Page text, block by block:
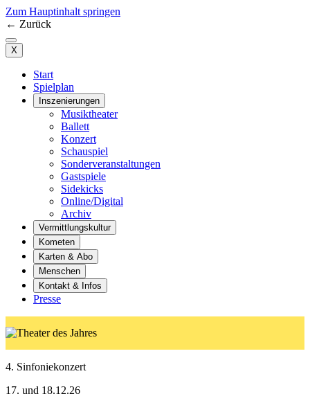
Zum Hauptinhalt springen
← Zurück
X
Start
Spielplan
Inszenierungen
Musiktheater
Ballett
Konzert
Schauspiel
Sonderveranstaltungen
Gastspiele
Sidekicks
Online/Digital
Archiv
Vermittlungskultur
Kometen
Karten & Abo
Menschen
Kontakt & Infos
Presse
4. Sinfoniekonzert
17. und 18.12.26